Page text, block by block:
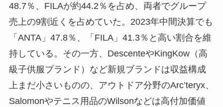
48.7％、FILAが約44.2％を占め、両者でグループ
売上の9割近くを占めていた。2023年中間決算でも
「ANTA」47.8％、「FILA」41.3％と高い割合を維
持している。その一方、DescenteやKingKow（高
級子供服ブランド）など新規ブランドは収益構成
上まだ小さいものの、アウトドア分野のArc’teryx、
Salomonやテニス用品のWilsonなどは高付加価値